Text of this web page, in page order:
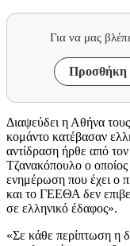
Για να μας
Προσθήκη
Διαψεύδει η Αθήνα
κομάντο κατέβασαν
αντίδραση ήρθε από
Τζανακόπουλο ο
ενημέρωση που έχει ο
και το ΓΕΕΘΑ δεν
σε ελληνικό έδαφος».
«Σε κάθε περίπτωση η